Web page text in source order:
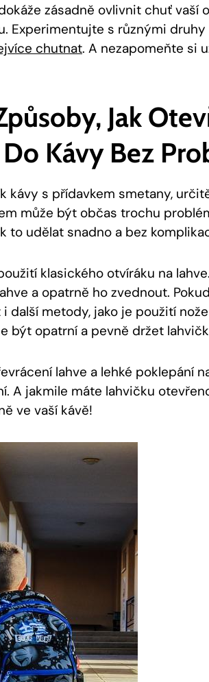
zásadně ovlivnit chuť vaší
Experimentujte s různými druhy
chutnat. A nezapomeňte si
Jak
Kávy Bez
kávy s přídavkem smetany,
může být občas trochu
to udělat snadno a bez
klasického otvíráku na
a opatrně ho zvednout.
další metody, jako je použití
být opatrní a pevně držet
lahve a lehké poklepání
A jakmile máte lahvičku
ve vaší kávě!